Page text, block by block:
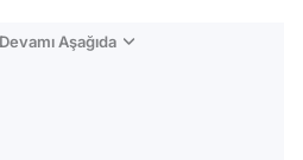
Aşağıda